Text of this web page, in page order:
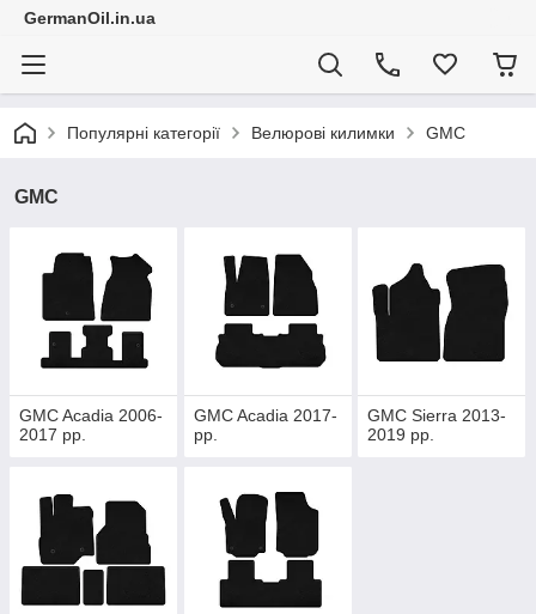
GermanOil.in.ua
Популярні категорії Велюрові килимки GMC
GMC
GMC Acadia 2006-
2017 рр.
GMC Acadia 2017-
рр.
GMC Sierra 2013-
2019 рр.